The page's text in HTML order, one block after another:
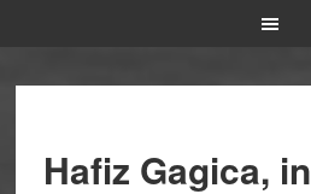
Hafiz Gagica, in